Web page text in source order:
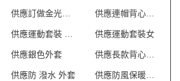
供應訂做金光絨外套
供應運動套裝女
供應銀色外套
供應防 潑水 外套